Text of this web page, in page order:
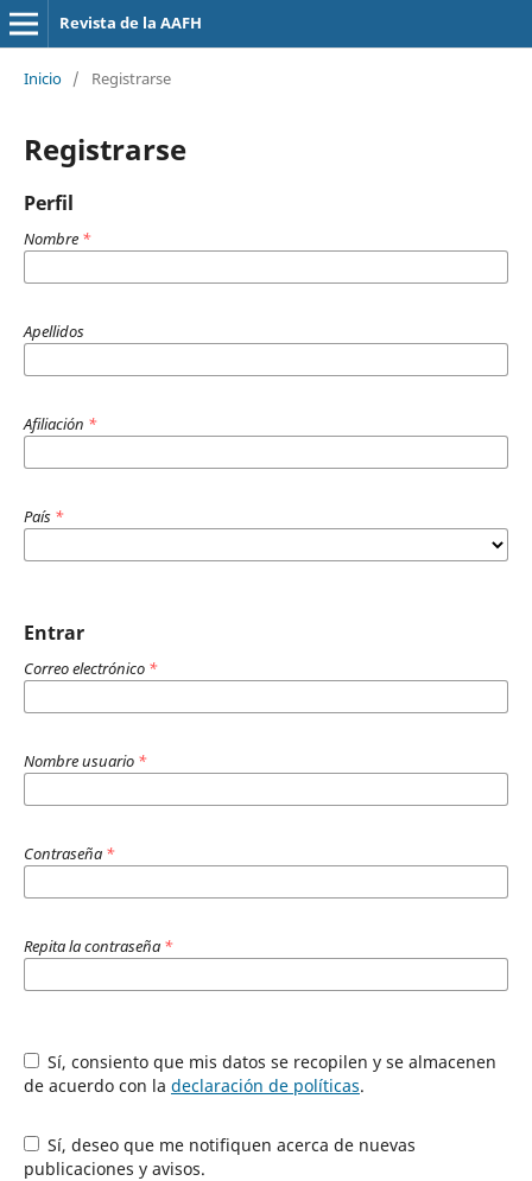
Revista de la AAFH
Inicio / Registrarse
Registrarse
Perfil
Nombre *
Apellidos
Afiliación *
País *
Entrar
Correo electrónico *
Nombre usuario *
Contraseña *
Repita la contraseña *
Sí, consiento que mis datos se recopilen y se almacenen
de acuerdo con la declaración de políticas.
Sí, deseo que me notifiquen acerca de nuevas
publicaciones y avisos.